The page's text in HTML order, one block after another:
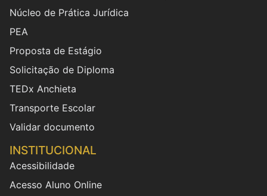
Núcleo de Prática Jurídica
PEA
Proposta de Estágio
Solicitação de Diploma
TEDx Anchieta
Transporte Escolar
Validar documento
INSTITUCIONAL
Acessibilidade
Acesso Aluno Online